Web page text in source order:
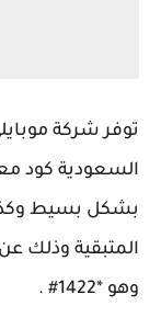
توفر شركة
السعودية كود
بشكل بسيط
المتبقية وذلك
وهو *1422# .